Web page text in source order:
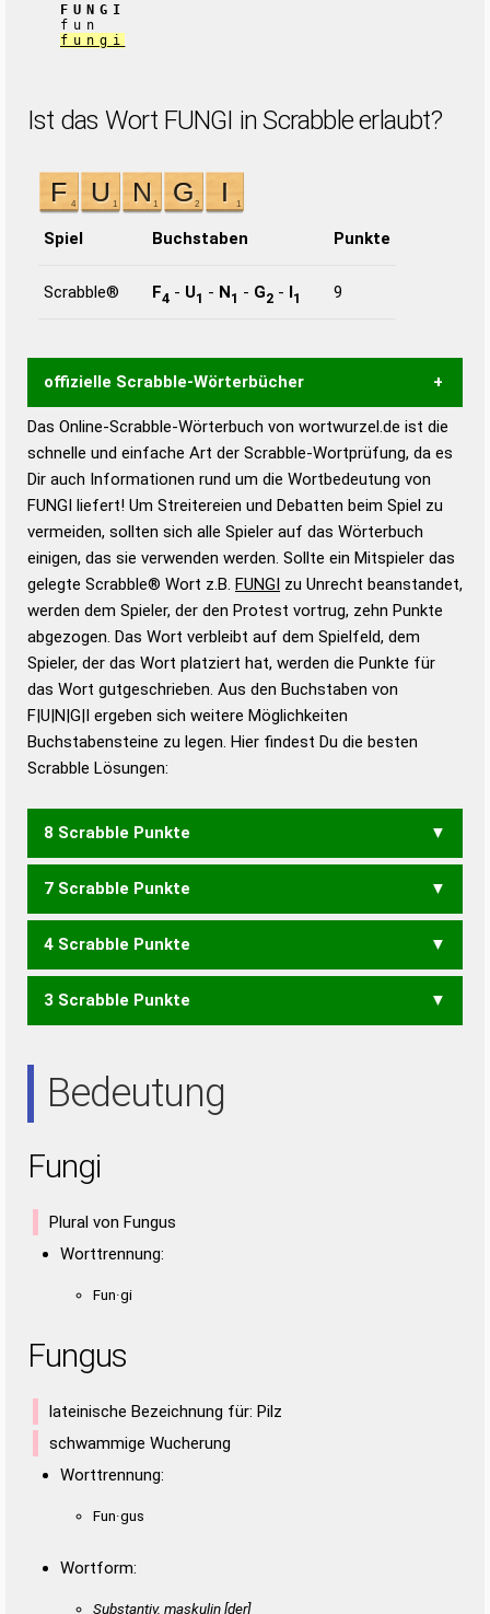
FUNGI
fun
fungi
Ist das Wort FUNGI in Scrabble erlaubt?
Spiel Buchstaben Punkte
Scrabble® F4 - U1 - N1 - G2 - I1 9
offizielle Scrabble-Wörterbücher
Wortwurzel liefert mit Hilfe eines semantischen
Wortanalyse-Algorithmus gute Anhaltspunkte zu
Wortbedeutung, Worttrennung und Wortform, um die
Gültigkeit eines Wortes für das Scrabble-Spiel zu
bestimmen!
zugelassene Turnier Scrabble-
Wörterbücher sind:
Duden – Standardwerk in 12 Bänden
Duden – Richtiges und gutes
Deutsch
Duden – Die deutsche Grammatik
Duden – Deutsches
Das Online-Scrabble-Wörterbuch von wortwurzel.de ist die
schnelle und einfache Art der Scrabble-Wortprüfung, da es
Dir auch Informationen rund um die Wortbedeutung von
FUNGI liefert! Um Streitereien und Debatten beim Spiel zu
vermeiden, sollten sich alle Spieler auf das Wörterbuch
einigen, das sie verwenden werden. Sollte ein Mitspieler das
gelegte Scrabble® Wort z.B. FUNGI zu Unrecht beanstandet,
werden dem Spieler, der den Protest vortrug, zehn Punkte
abgezogen. Das Wort verbleibt auf dem Spielfeld, dem
Spieler, der das Wort platziert hat, werden die Punkte für
das Wort gutgeschrieben. Aus den Buchstaben von
F|U|N|G|I ergeben sich weitere Möglichkeiten
Buchstabensteine zu legen. Hier findest Du die besten
Scrabble Lösungen:
8 Scrabble Punkte
FING
7 Scrabble Punkte
FUG
4 Scrabble Punkte
GIN GNU
3 Scrabble Punkte
Bedeutung
Fungi
Plural von Fungus
Worttrennung:
Fun·gi
Fungus
lateinische Bezeichnung für: Pilz
schwammige Wucherung
Worttrennung:
Fun·gus
Wortform:
Substantiv, maskulin [der]